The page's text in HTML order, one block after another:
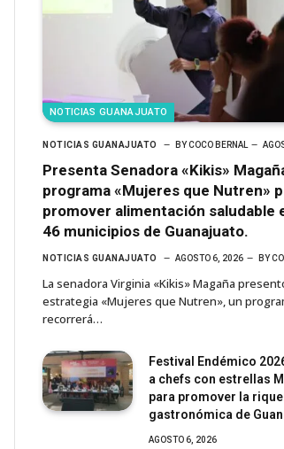
NOTICIAS GUANAJUATO
NOTICIAS GUANAJUATO BY COCO BERNAL
Presenta Senadora «Kikis»
programa «Mujeres que Nutren»
promover alimentación saludable
46 municipios de Guanajuato.
NOTICIAS GUANAJUATO AGOSTO 6, 2026 BY
La senadora Virginia «Kikis» Magaña
estrategia «Mujeres que Nutren», un
recorrerá…
Festival Endémico
a chefs con estrellas
para promover la
gastronómica de
AGOSTO 6, 2026